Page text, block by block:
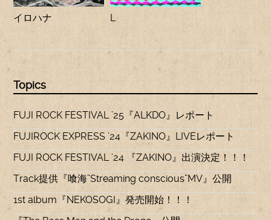
イロハナ L
Topics
FUJI ROCK FESTIVAL ’25『ALKDO』レポート
FUJIROCK EXPRESS ’24『ZAKINO』LIVEレポート
FUJI ROCK FESTIVAL ’24 『ZAKINO』出演決定！！！
Track提供『喰海”Streaming conscious”MV』公開
1st album『NEKOSOGI』発売開始！！！